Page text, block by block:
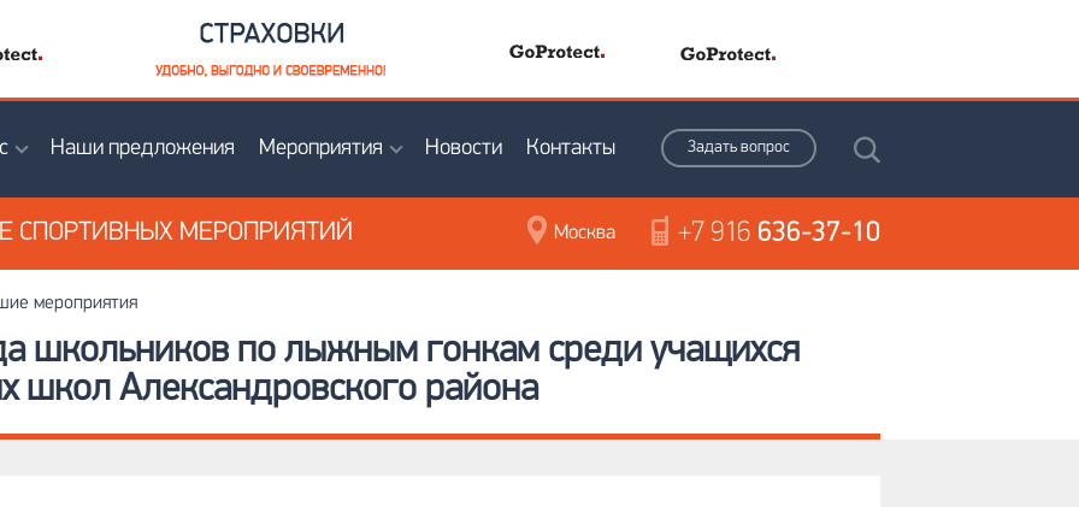
Задать вопрос
Наши предложения Мероприятия Новости Контакты
СПОРТИВНЫХ МЕРОПРИЯТИЙ +7 916 636-37-10
Москва
мероприятия
школьников по лыжным гонкам среди учащихся
школ Александровского района